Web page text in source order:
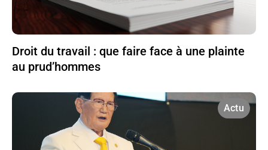
Droit du travail : que faire face à une plainte
au prud’hommes
Actu